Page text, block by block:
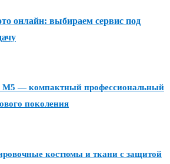
онлайн: выбираем сервис под
M5 — компактный профессиональный
поколения
костюмы и ткани с защитой